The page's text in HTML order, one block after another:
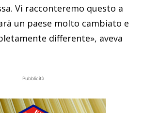
Vi racconteremo questo a
un paese molto cambiato e
differente», aveva
Pubblicità